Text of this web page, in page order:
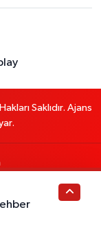
Saklıdır. Ajans
Tamam